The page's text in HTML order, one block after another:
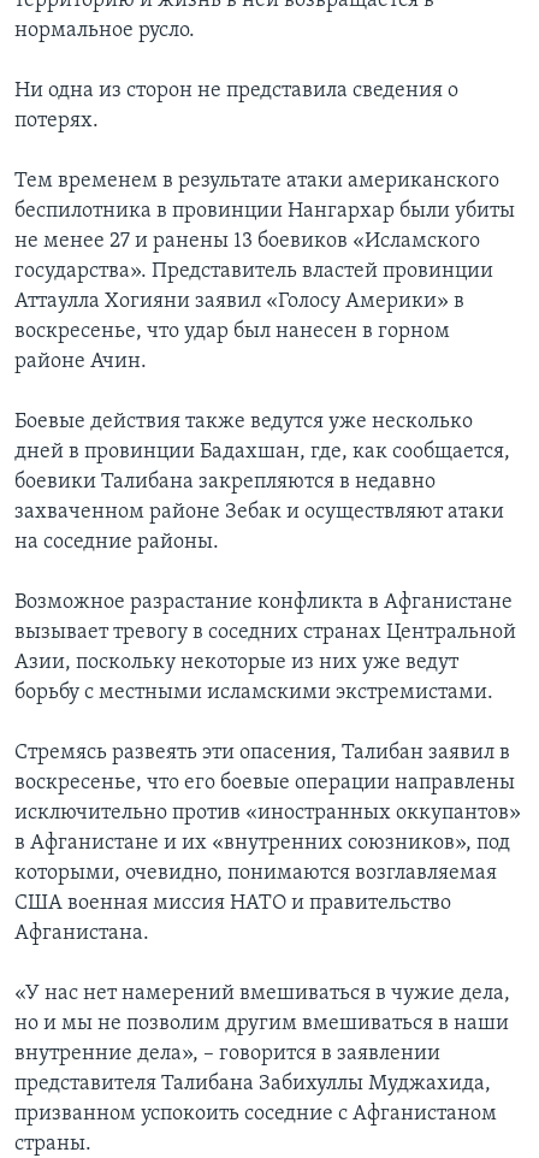
нормальное русло.
Ни одна из сторон не представила сведения о
потерях.
Тем временем в результате атаки американского
беспилотника в провинции Нангархар были убиты
не менее 27 и ранены 13 боевиков «Исламского
государства». Представитель властей провинции
Аттаулла Хогияни заявил «Голосу Америки» в
воскресенье, что удар был нанесен в горном
районе Ачин.
Боевые действия также ведутся уже несколько
дней в провинции Бадахшан, где, как сообщается,
боевики Талибана закрепляются в недавно
захваченном районе Зебак и осуществляют атаки
на соседние районы.
Возможное разрастание конфликта в Афганистане
вызывает тревогу в соседних странах Центральной
Азии, поскольку некоторые из них уже ведут
борьбу с местными исламскими экстремистами.
Стремясь развеять эти опасения, Талибан заявил в
воскресенье, что его боевые операции направлены
исключительно против «иностранных оккупантов»
в Афганистане и их «внутренних союзников», под
которыми, очевидно, понимаются возглавляемая
США военная миссия НАТО и правительство
Афганистана.
«У нас нет намерений вмешиваться в чужие дела,
но и мы не позволим другим вмешиваться в наши
внутренние дела», – говорится в заявлении
представителя Талибана Забихуллы Муджахида,
призванном успокоить соседние с Афганистаном
страны.